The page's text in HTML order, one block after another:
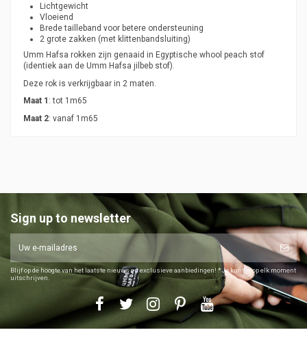
Lichtgewicht
Vloeiend
Brede tailleband voor betere ondersteuning
2 grote zakken (met klittenbandsluiting)
Umm Hafsa rokken zijn genaaid in Egyptische whool peach stof
(identiek aan de Umm Hafsa jilbeb stof).
Deze rok is verkrijgbaar in 2 maten.
Maat 1 : tot 1m65
Maat 2: vanaf 1m65
Sign up to newsletter
Blijf op de hoogte van het laatste nieuws en exclusieve aanbiedingen! *Je kunt je op elk moment
uitschrijven.